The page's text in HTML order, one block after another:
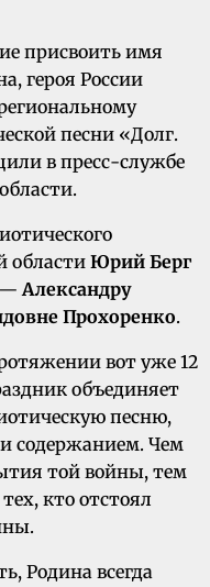
присвоить имя
героя России
песни «Долг.
в пресс-службе
области Юрий Берг
— Александру
Прохоренко.
вот уже 12
объединяет
песню,
содержанием. Чем
той войны, тем
кто отстоял
Родина всегда